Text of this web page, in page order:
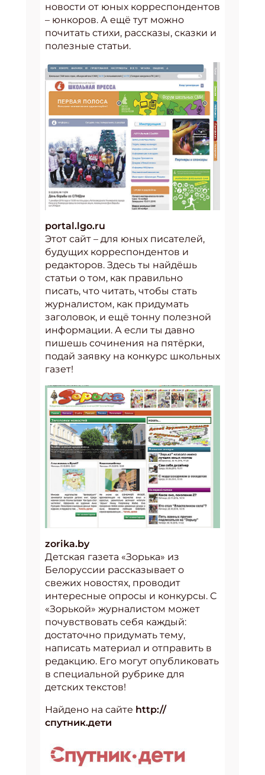
новости от юных корреспондентов
– юнкоров. А ещё тут можно
почитать стихи, рассказы, сказки и
полезные статьи.
portal.lgo.ru
Этот сайт – для юных писателей,
будущих корреспондентов и
редакторов. Здесь ты найдёшь
статьи о том, как правильно
писать, что читать, чтобы стать
журналистом, как придумать
заголовок, и ещё тонну полезной
информации. А если ты давно
пишешь сочинения на пятёрки,
подай заявку на конкурс школьных
газет!
zorika.by
Детская газета «Зорька» из
Белоруссии рассказывает о
свежих новостях, проводит
интересные опросы и конкурсы. С
«Зорькой» журналистом может
почувствовать себя каждый:
достаточно придумать тему,
написать материал и отправить в
редакцию. Его могут опубликовать
в специальной рубрике для
детских текстов!
Найдено на сайте http://
спутник.дети